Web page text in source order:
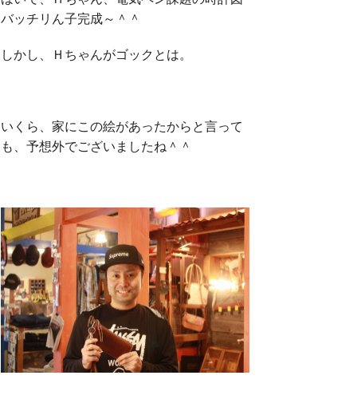
バッチリん子完成～＾＾
しかし、Ｈちゃんがゴックとは。
いくら、家にこの絵があったからと言って
も、予想外でございましたね＾＾